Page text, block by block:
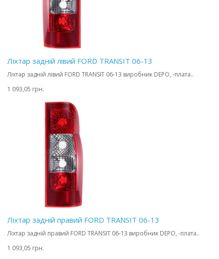
Ліхтар задній лівий FORD TRANSIT 06-13
Ліхтар задній лівий FORD TRANSIT 06-13 виробник DEPO, -плата..
1 093,05 грн.
Ліхтар задній правий FORD TRANSIT 06-13
Ліхтар задній правий FORD TRANSIT 06-13 виробник DEPO, -плата..
1 093,05 грн.